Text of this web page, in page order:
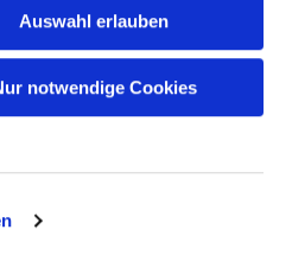
Auswahl erlauben
notwendige Cookies